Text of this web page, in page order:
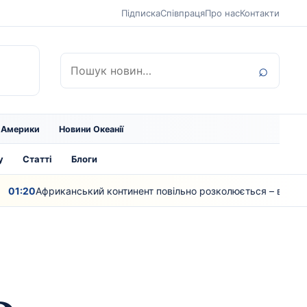
ПідпискаСпівпрацяПро насКонтакти
⌕
Америки Новини Океанії
Статті Блоги
Африканський континент повільно розколюється – вчені